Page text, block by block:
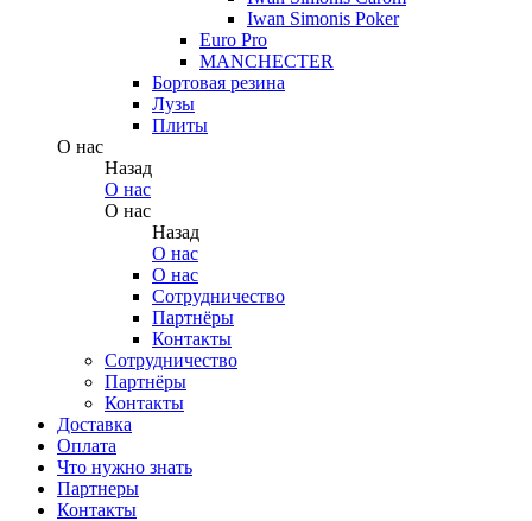
Iwan Simonis Poker
Euro Pro
MANCHECTER
Бортовая резина
Лузы
Плиты
О нас
Назад
О нас
О нас
Назад
О нас
О нас
Сотрудничество
Партнёры
Контакты
Сотрудничество
Партнёры
Контакты
Доставка
Оплата
Что нужно знать
Партнеры
Контакты